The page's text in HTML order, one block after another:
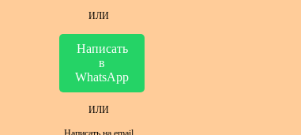
ИЛИ
Написать
в
WhatsApp
ИЛИ